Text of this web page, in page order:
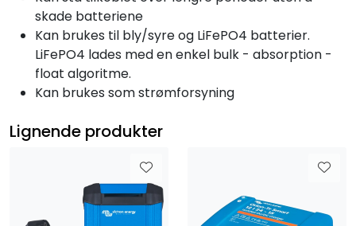
skade batteriene
Kan brukes til bly/syre og LiFePO4 batterier.
LiFePO4 lades med en enkel bulk - absorption -
float algoritme.
Kan brukes som strømforsyning
Lignende produkter